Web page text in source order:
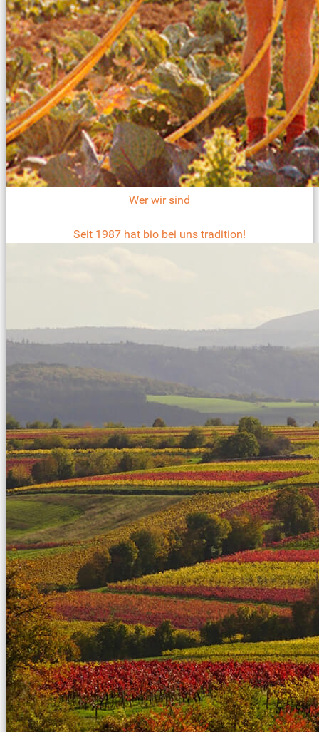
Wer wir sind
Seit 1987 hat bio bei uns tradition!